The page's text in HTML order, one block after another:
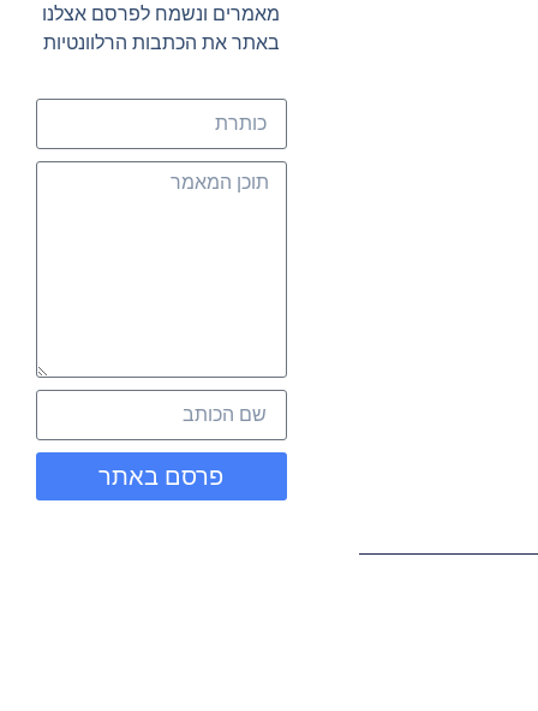
מאמרים ונשמח לפרסם אצלנו
באתר את הכתבות הרלוונטיות
פרסם באתר